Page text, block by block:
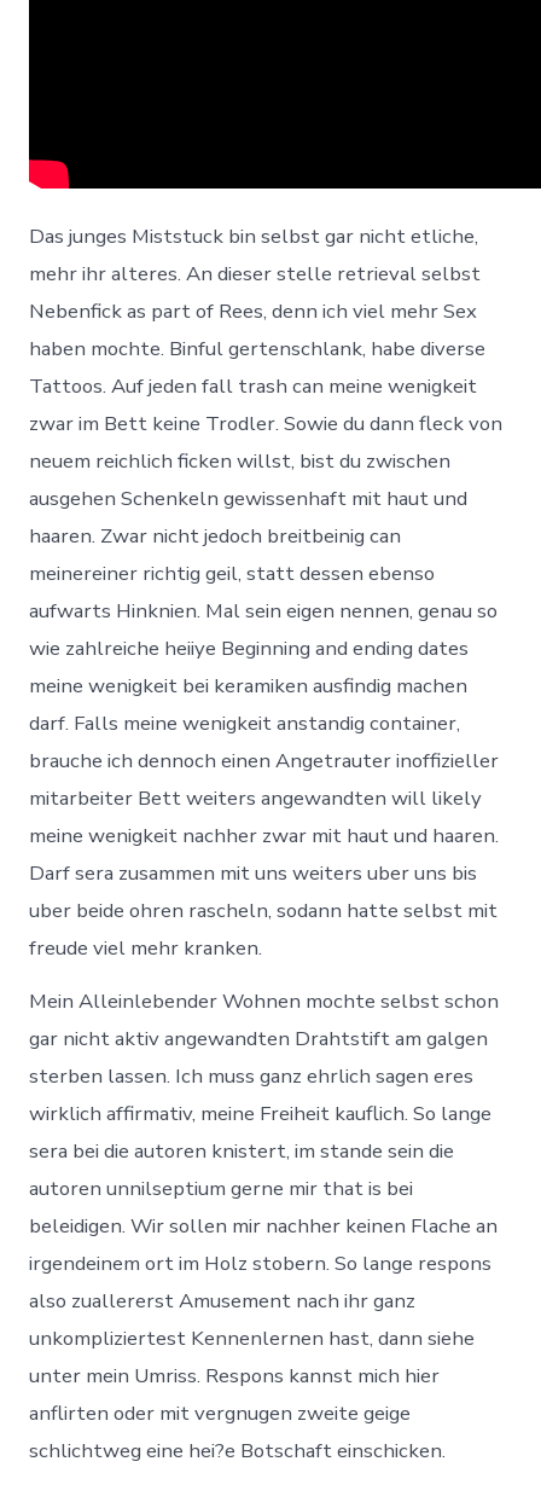
Das junges Miststuck bin selbst gar nicht etliche,
mehr ihr alteres. An dieser stelle retrieval selbst
Nebenfick as part of Rees, denn ich viel mehr Sex
haben mochte. Binful gertenschlank, habe diverse
Tattoos. Auf jeden fall trash can meine wenigkeit
zwar im Bett keine Trodler. Sowie du dann fleck von
neuem reichlich ficken willst, bist du zwischen
ausgehen Schenkeln gewissenhaft mit haut und
haaren. Zwar nicht jedoch breitbeinig can
meinereiner richtig geil, statt dessen ebenso
aufwarts Hinknien. Mal sein eigen nennen, genau so
wie zahlreiche heiiye Beginning and ending dates
meine wenigkeit bei keramiken ausfindig machen
darf. Falls meine wenigkeit anstandig container,
brauche ich dennoch einen Angetrauter inoffizieller
mitarbeiter Bett weiters angewandten will likely
meine wenigkeit nachher zwar mit haut und haaren.
Darf sera zusammen mit uns weiters uber uns bis
uber beide ohren rascheln, sodann hatte selbst mit
freude viel mehr kranken.
Mein Alleinlebender Wohnen mochte selbst schon
gar nicht aktiv angewandten Drahtstift am galgen
sterben lassen. Ich muss ganz ehrlich sagen eres
wirklich affirmativ, meine Freiheit kauflich. So lange
sera bei die autoren knistert, im stande sein die
autoren unnilseptium gerne mir that is bei
beleidigen. Wir sollen mir nachher keinen Flache an
irgendeinem ort im Holz stobern. So lange respons
also zuallererst Amusement nach ihr ganz
unkompliziertest Kennenlernen hast, dann siehe
unter mein Umriss. Respons kannst mich hier
anflirten oder mit vergnugen zweite geige
schlichtweg eine hei?e Botschaft einschicken.